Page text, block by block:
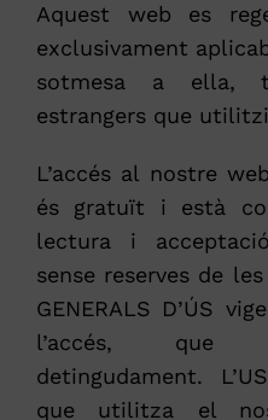
Aquest web es
exclusivament
sotmesa a ella,
estrangers que
L’accés al nostre
és gratuït i està
lectura i
sense reserves de les
GENERALS D’ÚS
l’accés, que
detingudament.
que utilitza el